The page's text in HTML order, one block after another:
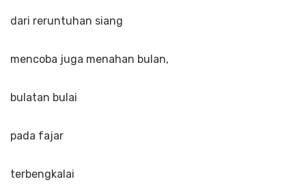
dari reruntuhan siang
mencoba juga menahan bulan,
bulatan bulai
pada fajar
terbengkalai